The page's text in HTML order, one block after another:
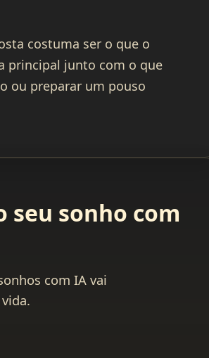
costuma ser o que o
principal junto com o que
ou preparar um pouso
seu sonho com
com IA vai